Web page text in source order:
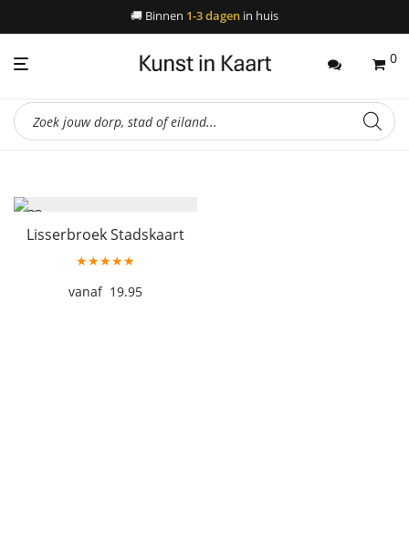
🚚 Binnen 1-3 dagen in huis
0
Producten
zoeken
Lisserbroek Stadskaart
★★★★★
19.95